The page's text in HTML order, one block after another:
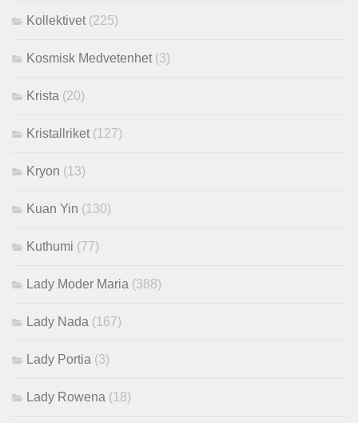
Kollektivet (225)
Kosmisk Medvetenhet (3)
Krista (20)
Kristallriket (127)
Kryon (13)
Kuan Yin (130)
Kuthumi (77)
Lady Moder Maria (388)
Lady Nada (167)
Lady Portia (3)
Lady Rowena (18)